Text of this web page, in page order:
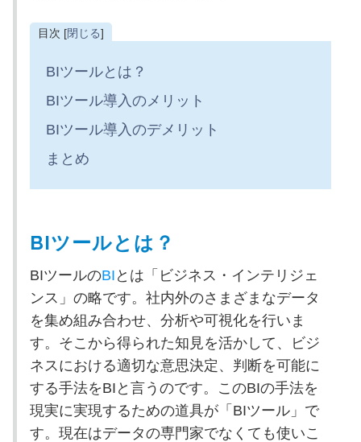
目次 [閉じる]
BIツールとは？
BIツール導入のメリット
BIツール導入のデメリット
まとめ
BIツールとは？
BIツールのBI とは「ビジネス・インテリジェ
ンス」の略です。社内外のさまざまなデータ
を集め組み合わせ、分析や可視化を行いま
す。そこから得られた知見を活かして、ビジ
ネスにおける適切な意思決定、判断を可能に
する手法をBIと言うのです。このBIの手法を
現実に実現するための道具が「BIツール」で
す。現在はデータの専門家でなくても使いこ